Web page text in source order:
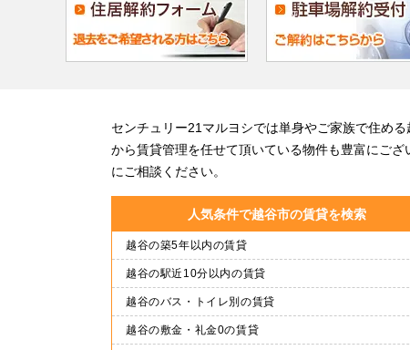
センチュリー21マルヨシでは単身やご家族で住め
から賃貸管理を任せて頂いている物件も豊富にご
にご相談ください。
人気条件で越谷市の賃貸を検索
越谷の築5年以内の賃貸
越谷の駅近10分以内の賃貸
越谷のバス・トイレ別の賃貸
越谷の敷金・礼金0の賃貸